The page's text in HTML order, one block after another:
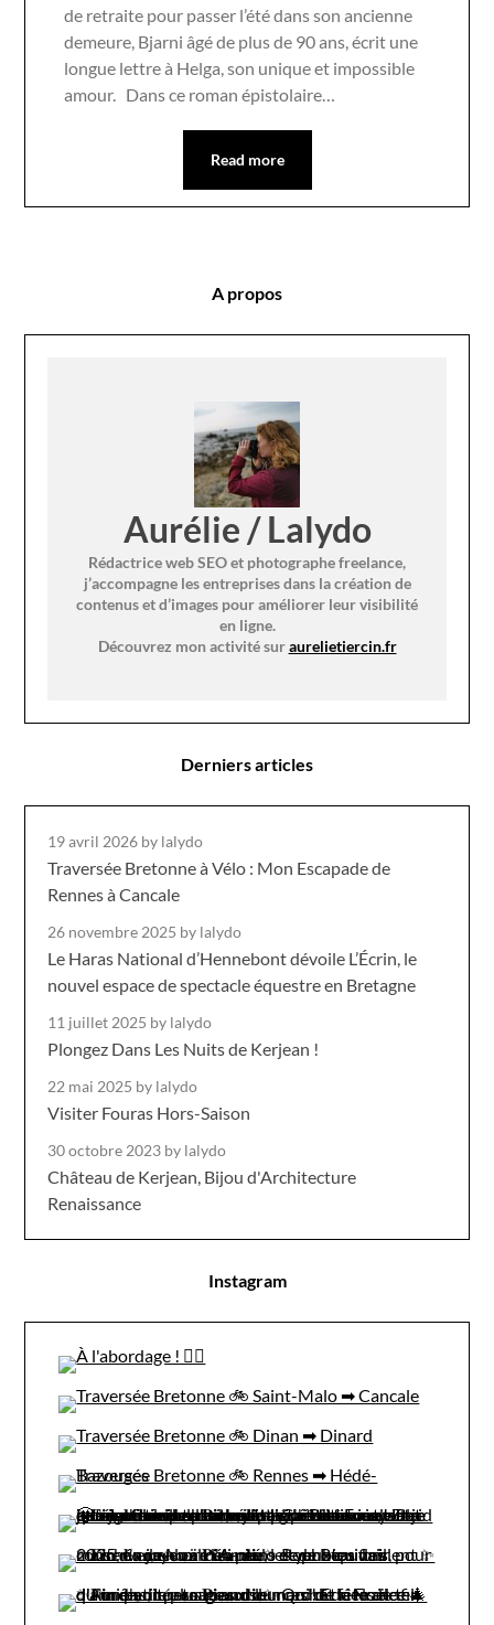
de retraite pour passer l’été dans son ancienne
demeure, Bjarni âgé de plus de 90 ans, écrit une
longue lettre à Helga, son unique et impossible
amour. Dans ce roman épistolaire…
Read more
A propos
Aurélie / Lalydo
Rédactrice web SEO et photographe freelance,
j’accompagne les entreprises dans la création de
contenus et d’images pour améliorer leur visibilité
en ligne.
Découvrez mon activité suraurelietiercin.fr
Derniers articles
19 avril 2026 by lalydo
Traversée Bretonne à Vélo : Mon Escapade de
Rennes à Cancale
26 novembre 2025 by lalydo
Le Haras National d’Hennebont dévoile L’Écrin, le
nouvel espace de spectacle équestre en Bretagne
11 juillet 2025 by lalydo
Plongez Dans Les Nuits de Kerjean !
22 mai 2025 by lalydo
Visiter Fouras Hors-Saison
30 octobre 2023 by lalydo
Château de Kerjean, Bijou d'Architecture
Renaissance
Instagram